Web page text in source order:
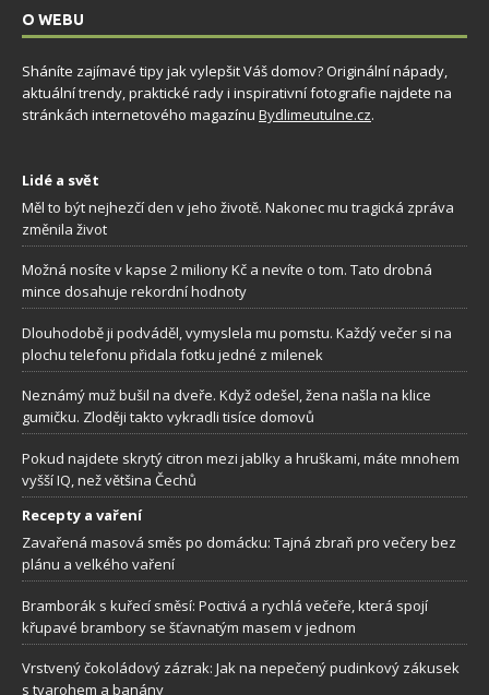
O WEBU
Sháníte zajímavé tipy jak vylepšit Váš domov? Originální nápady,
aktuální trendy, praktické rady i inspirativní fotografie najdete na
stránkách internetového magazínu Bydlimeutulne.cz.
Lidé a svět
Měl to být nejhezčí den v jeho životě. Nakonec mu tragická zpráva
změnila život
Možná nosíte v kapse 2 miliony Kč a nevíte o tom. Tato drobná
mince dosahuje rekordní hodnoty
Dlouhodobě ji podváděl, vymyslela mu pomstu. Každý večer si na
plochu telefonu přidala fotku jedné z milenek
Neznámý muž bušil na dveře. Když odešel, žena našla na klice
gumičku. Zloději takto vykradli tisíce domovů
Pokud najdete skrytý citron mezi jablky a hruškami, máte mnohem
vyšší IQ, než většina Čechů
Recepty a vaření
Zavařená masová směs po domácku: Tajná zbraň pro večery bez
plánu a velkého vaření
Bramborák s kuřecí směsí: Poctivá a rychlá večeře, která spojí
křupavé brambory se šťavnatým masem v jednom
Vrstvený čokoládový zázrak: Jak na nepečený pudinkový zákusek
s tvarohem a banány